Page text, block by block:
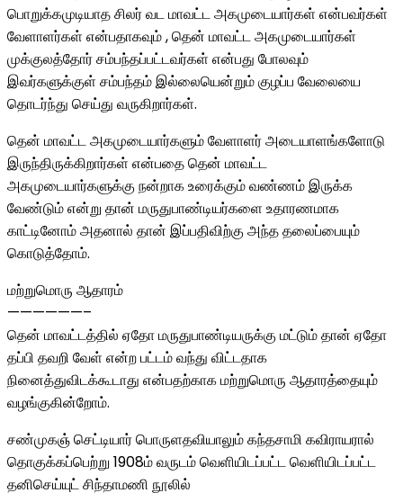
பொறுக்கமுடியாத சிலர் வட மாவட்ட அகமுடையார்கள் என்பவர்கள்
வேளாளர்கள் என்பதாகவும் , தென் மாவட்ட அகமுடையார்கள்
முக்குலத்தோர் சம்பந்தப்பட்டவர்கள் என்பது போலவும்
இவர்களுக்குள் சம்பந்தம் இல்லையென்றும் குழப்ப வேலையை
தொடர்ந்து செய்து வருகிறார்கள்.
தென் மாவட்ட அகமுடையார்களும் வேளாளர் அடையாளங்களோடு
இருந்திருக்கிறார்கள் என்பதை தென் மாவட்ட
அகமுடையார்களுக்கு நன்றாக உரைக்கும் வண்ணம் இருக்க
வேண்டும் என்று தான் மருதுபாண்டியர்களை உதாரணமாக
காட்டினோம் அதனால் தான் இப்பதிவிற்கு அந்த தலைப்பையும்
கொடுத்தோம்.
மற்றுமொரு ஆதாரம்
——————–
தென் மாவட்டத்தில் ஏதோ மருதுபாண்டியருக்கு மட்டும் தான் ஏதோ
தப்பி தவறி வேள் என்ற பட்டம் வந்து விட்டதாக
நினைத்துவிடக்கூடாது என்பதற்காக மற்றுமொரு ஆதாரத்தையும்
வழங்குகின்றோம்.
சண்முகஞ் செட்டியார் பொருளதவியாலும் கந்தசாமி கவிராயரால்
தொகுக்கப்பெற்று 1908ம் வருடம் வெளியிடப்பட்ட வெளியிடப்பட்ட
தனிசெய்யுட் சிந்தாமணி நூலில்